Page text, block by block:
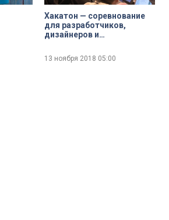
Хакатон — соревнование
для разработчиков,
дизайнеров и
13 ноября 2018 05:00